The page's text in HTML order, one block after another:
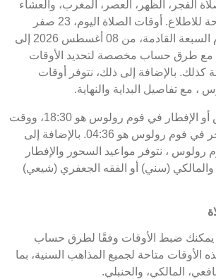
الفجر، الظهر، العصر، المغرب، والعشاء
في فوم رولوس متاحة للاطلاع. أوقات الصلاة اليوم، 23 صفر
1448 ، وبرنامج الأيام السبعة القادمة، من 08 أغسطس 2026 إلى
أغسطس 2026 ، مع طرق حساب مخصصة لتحديد الأوقات
كذلك. بالإضافة إلى ذلك، نتوفر أوقات
، مع تفاصيل البداية والنهاية.
موعد غروب الشمس أو الإفطار في فوم رولوس هو 18:30، ووقت
انتهاء السحور أو الفجر في فوم رولوس هو 04:36. بالإضافة إلى
رولوس ، نتوفر مواعيد السحور والإفطار
(سني) أو الفقه الجعفري (شيعي)
يمكنك ضبط الأوقات وفقًا لطرق حساب
الأوقات متاحة لجميع المذاهب السنية، بما
المالكي، والحنبلي.